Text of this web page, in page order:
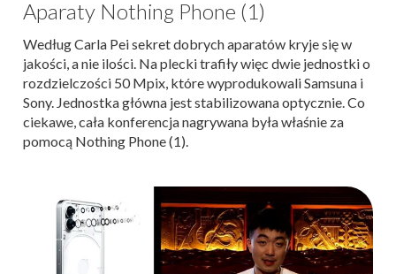
Aparaty Nothing Phone (1)
Według Carla Pei sekret dobrych aparatów kryje się w
jakości, a nie ilości. Na plecki trafiły więc dwie jednostki o
rozdzielczości 50 Mpix, które wyprodukowali Samsuna i
Sony. Jednostka główna jest stabilizowana optycznie. Co
ciekawe, cała konferencja nagrywana była właśnie za
pomocą Nothing Phone (1).